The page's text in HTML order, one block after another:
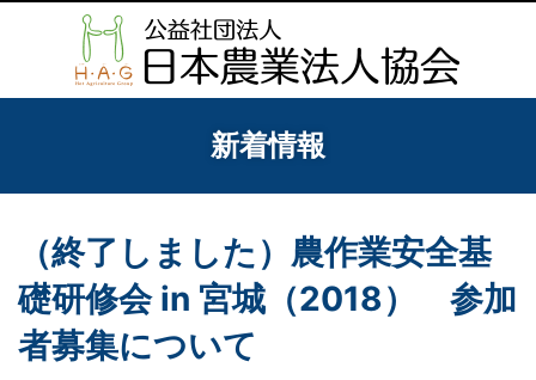
新着情報
（終了しました）農作業安全基
礎研修会 in 宮城（2018） 参加
者募集について